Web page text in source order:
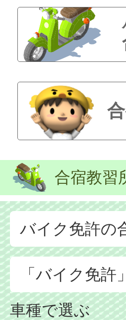
合宿教習
バイク免許の
「バイク免
車種で選ぶ